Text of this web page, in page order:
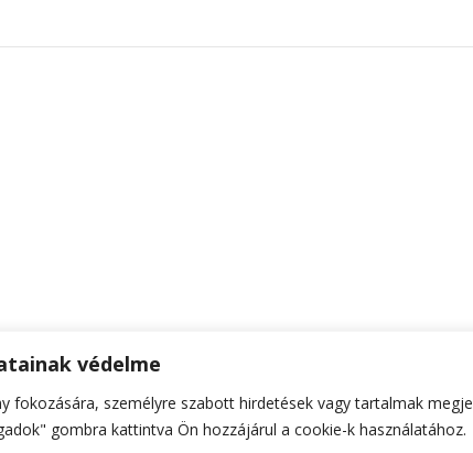
védelme
fokozására, személyre szabott hirdetések vagy tartalmak
gombra kattintva Ön hozzájárul a cookie-k használatához.
. Minden jog fenntartva.Hello Fashion | Fejlesztette